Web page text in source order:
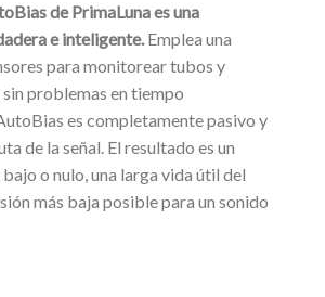
de PrimaLuna es una
e inteligente.Emplea una
para monitorear tubos y
problemas en tiempo
es completamente pasivo y
de la señal. El resultado es un
o nulo, una larga vida útil del
más baja posible para un sonido